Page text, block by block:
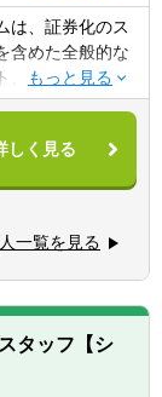
ス、生命保
社（AM）、法
マネジメント
システム等）
類似する実務経
深度は問いま
ができる方
ンシップを構
の高いサービ
る方
ンジできる環
は、証券化のス
含めた全般的な
、及びビークル
業務全般を行っ
アップし、証
長していける環
れるような数多
に関わることが
融インフラを支
す。
名でパーティー
しく見る
一覧を見る
タッフ【シ